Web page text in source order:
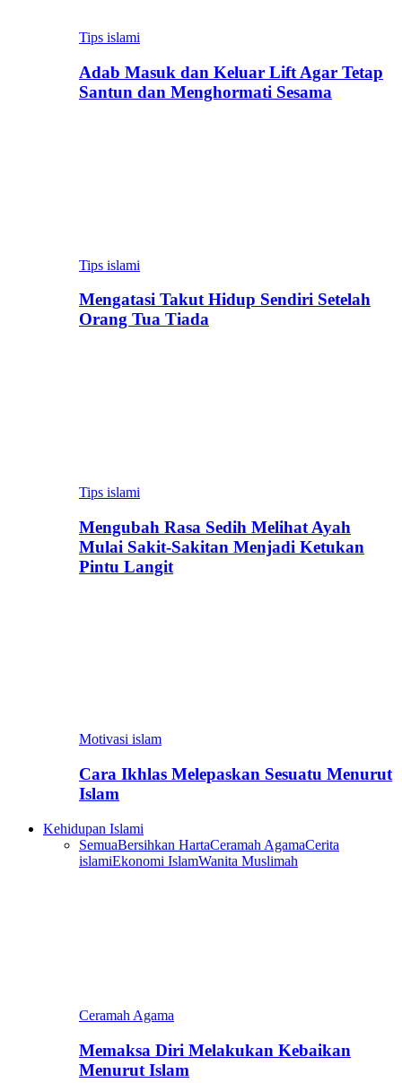
Tips islami
Adab Masuk dan Keluar Lift Agar Tetap
Santun dan Menghormati Sesama
Tips islami
Mengatasi Takut Hidup Sendiri Setelah
Orang Tua Tiada
Tips islami
Mengubah Rasa Sedih Melihat Ayah
Mulai Sakit-Sakitan Menjadi Ketukan
Pintu Langit
Motivasi islam
Cara Ikhlas Melepaskan Sesuatu Menurut
Islam
Kehidupan Islami
SemuaBersihkan HartaCeramah AgamaCerita
islamiEkonomi IslamWanita Muslimah
Ceramah Agama
Memaksa Diri Melakukan Kebaikan
Menurut Islam